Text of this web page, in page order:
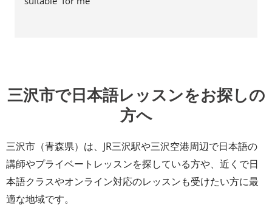
三沢市で日本語レッスンをお探しの
方へ
三沢市（青森県）は、JR三沢駅や三沢空港周辺で日本語の
講師やプライベートレッスンを探している方や、近くで日
本語クラスやオンライン対応のレッスンも受けたい方に最
適な地域です。